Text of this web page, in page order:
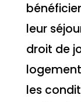
leur
droit de
les